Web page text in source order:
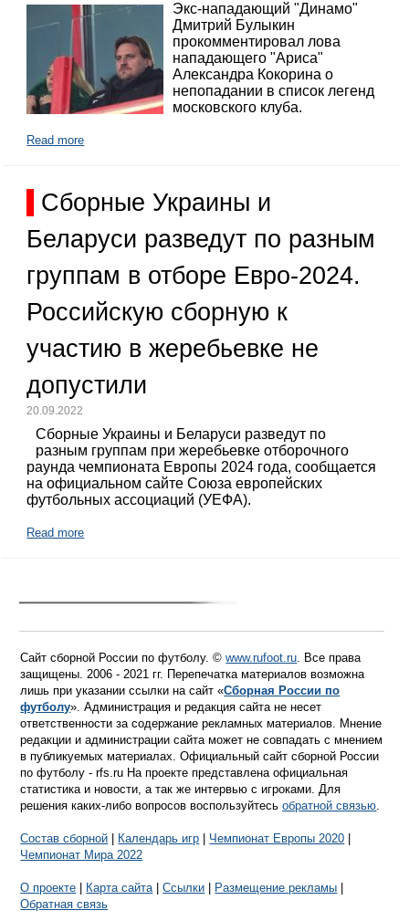
Экс-нападающий "Динамо"
Дмитрий Булыкин
прокомментировал лова
нападающего "Ариса"
Александра Кокорина о
непопадании в список легенд
московского клуба.
Read more
Сборные Украины и
Беларуси разведут по разным
группам в отборе Евро-2024.
Российскую сборную к
участию в жеребьевке не
допустили
20.09.2022
Сборные Украины и Беларуси разведут по
разным группам при жеребьевке отборочного
раунда чемпионата Европы 2024 года, сообщается
на официальном сайте Союза европейских
футбольных ассоциаций (УЕФА).
Read more
Сайт сборной России по футболу. ©www.rufoot.ru. Все права
защищены. 2006 - 2021 гг. Перепечатка материалов возможна
лишь при указании ссылки на сайт «Сборная России по
футболу». Администрация и редакция сайта не несет
ответственности за содержание рекламных материалов. Мнение
редакции и администрации сайта может не совпадать с мнением
в публикуемых материалах. Официальный сайт сборной России
по футболу - rfs.ru На проекте представлена официальная
статистика и новости, а так же интервью с игроками. Для
решения каких-либо вопросов воспользуйтесьобратной связью.
Состав сборной Календарь игр Чемпионат Европы 2020
Чемпионат Мира 2022
О проекте Карта сайта|Ссылки Размещение рекламы
Обратная связь